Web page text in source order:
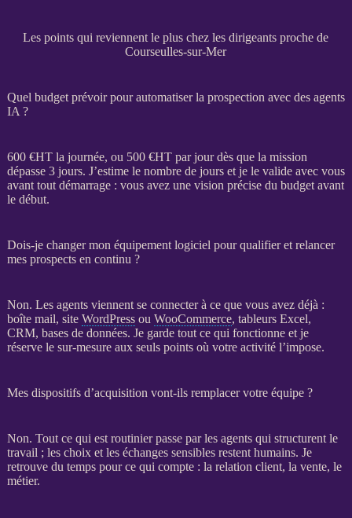
Les points qui reviennent le plus chez les dirigeants proche de
Courseulles-sur-Mer
Quel budget prévoir pour automatiser la prospection avec des agents
IA ?
600 €HTla journée, ou 500 €HTpar jour dès que la mission
dépasse 3 jours. J’estime le nombre de jours et je le valide avec vous
avant tout démarrage : vous avez une vision précise du budget avant
le début.
Dois-je changer mon équipement logiciel pour qualifier et relancer
mes prospects en continu ?
Non. Les agentsviennent se connecter à ce que vous avez déjà :
boîte mail, site WordPressou WooCommerce, tableurs Excel,
CRM, bases de données. Je garde tout ce qui fonctionne et je
réserve le sur-mesure aux seuls points où votre activité l’impose.
Mes dispositifs d’acquisition vont-ils remplacer votre équipe ?
Non. Tout ce qui est routinier passe par les agentsqui structurent le
travail ; les choix et les échanges sensibles restent humains. Je
retrouve du temps pour ce qui compte : la relation client, la vente, le
métier.